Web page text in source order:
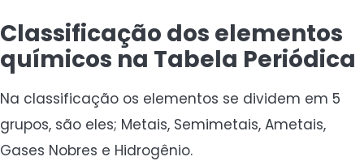
Classificação dos elementos
químicos na Tabela Periódica
Na classificação os elementos se dividem em 5
grupos, são eles; Metais, Semimetais, Ametais,
Gases Nobres e Hidrogênio.